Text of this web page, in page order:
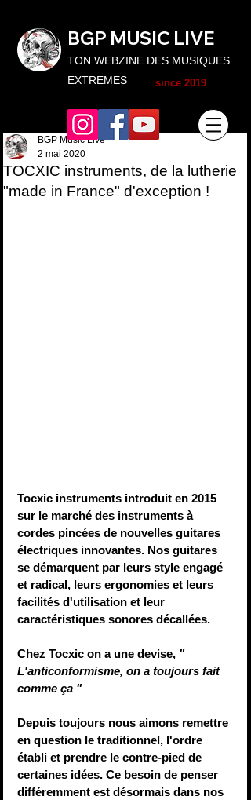
TON WEBZINE DES MUSIQUES
EXTREMES
BGP MUSIC LIVE
since 2019
TOCXIC instruments, de la lutherie
"made in France" d'exception !
BGP Music Live
2 mai 2020
Tocxic instruments introduit en 2015
sur le marché des instruments à
cordes pincées de nouvelles guitares
électriques innovantes. Nos guitares
se démarquent par leurs style engagé
et radical, leurs ergonomies et leurs
facilités d'utilisation et leur
caractéristiques sonores décallées.
Chez Tocxic on a une devise, "
L'anticonformisme, on a toujours fait
comme ça "
Depuis toujours nous aimons remettre
en question le traditionnel, l'ordre
établi et prendre le contre-pied de
certaines idées. Ce besoin de penser
différemment est désormais dans nos